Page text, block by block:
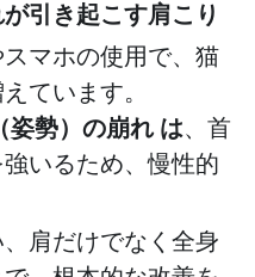
引き起こす肩こり
マホの使用で、猫
ています。
姿勢）の崩れ は、首
いるため、慢性的
肩だけでなく全身